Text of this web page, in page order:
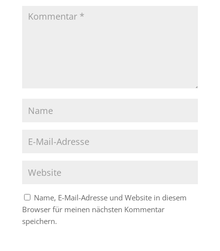
Name, E-Mail-Adresse und Website in diesem
Browser für meinen nächsten Kommentar
speichern.